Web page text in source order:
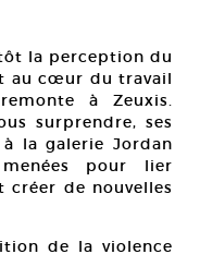
la perception du
au cœur du travail
à Zeuxis.
surprendre, ses
la galerie Jordan
pour lier
créer de nouvelles
de la violence